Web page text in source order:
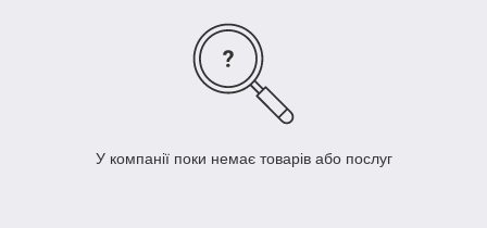
У компанії поки немає товарів або послуг